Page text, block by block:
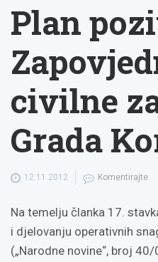
Plan
civilne
Grada
12.11.2012 Komentirajte
Na temelju članka 17.
i djelovanju operativnih
(„Narodne novine“, broj